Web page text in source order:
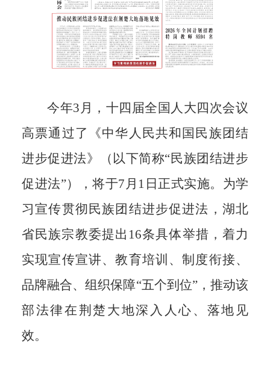
今年3 月，十四届全国人大四次会议
高票通过了《中华人民共和国民族团结
进步促进法》（以下简称“民族团结进步
促进法”），将于7 月 1 日 正式实施。为学
习宣传贯彻民族团 结进步促进法，湖北
省民族宗教委提出 16条具体举措，着力
实现宣传宣讲、教育培训、制度衔接、
品牌融合、组织保障“五个到位”，推动该
部法律在荆楚大地深入人心、落地见
效。